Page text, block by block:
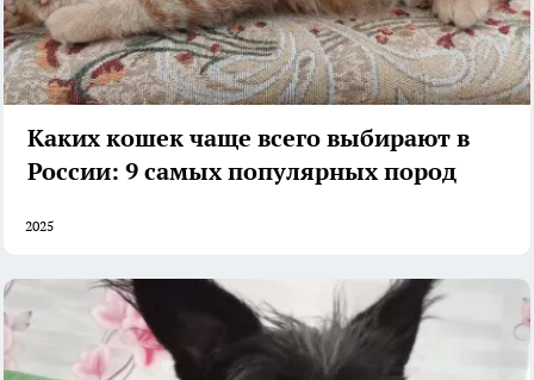
Каких кошек чаще всего выбирают в
России: 9 самых популярных пород
2025